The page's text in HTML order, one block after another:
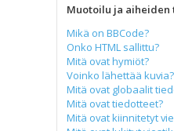
Muotoilu ja aiheiden
Mikä on BBCode?
Onko HTML sallittu?
Mitä ovat hymiöt?
Voinko lähettää kuvia?
Mitä ovat globaalit
Mitä ovat tiedotteet?
Mitä ovat kiinnitetyt